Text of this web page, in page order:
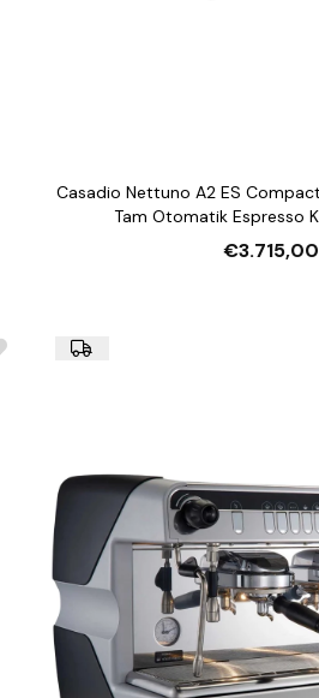
Casadio Nettuno A2 ES
Tam Otomatik Espresso
€3.715,00